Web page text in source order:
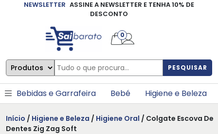
NEWSLETTER ASSINE A NEWSLETTER E TENHA 10% DE
DESCONTO
PESQUISAR
0
Bebidas e Garrafeira Bebé Higiene e Beleza
Início / Higiene e Beleza / Higiene Oral / Colgate Escova De
Dentes Zig Zag Soft